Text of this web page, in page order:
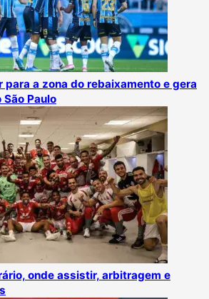
para a zona do rebaixamento e gera
Paulo
onde assistir, arbitragem e